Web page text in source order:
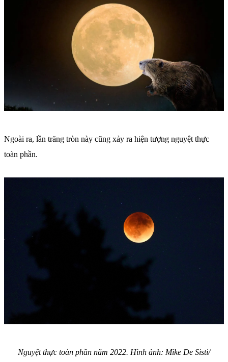
Ngoài ra, lần trăng tròn này cũng xảy ra hiện tượng nguyệt thực
toàn phần.
Nguyệt thực toàn phần năm 2022. Hình ảnh: Mike De Sisti/